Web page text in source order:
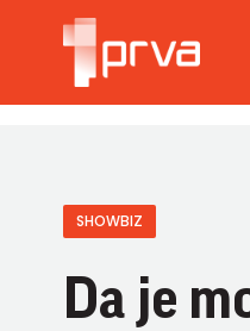
SHOWBIZ
Da je